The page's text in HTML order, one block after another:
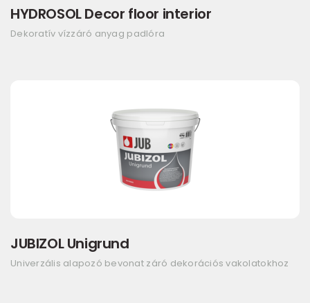
HYDROSOL Decor floor interior
Dekoratív vízzáró anyag padlóra
JUBIZOL Unigrund
Univerzális alapozó bevonat záró dekorációs vakolatokhoz